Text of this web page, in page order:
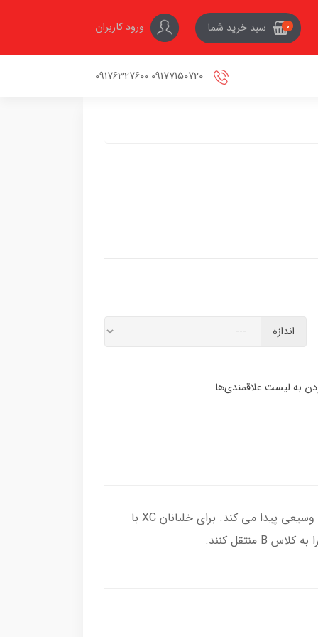
0 سبد خرید شما ورود کاربران
اندازه
VISION همه مشتاقان XC را خوشحال می کند. بال میانی با کارایی بالا که برای اهداف بزرگ ساخته شده است، کاربرد وسیعی پیدا می کند. برای خلبانان XC با